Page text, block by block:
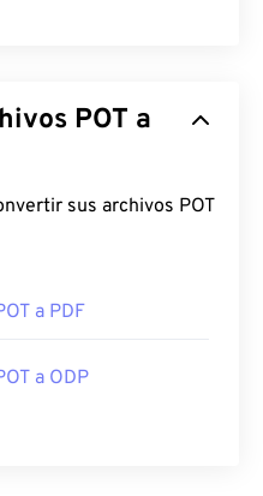
a
sus archivos POT
a PDF
a ODP